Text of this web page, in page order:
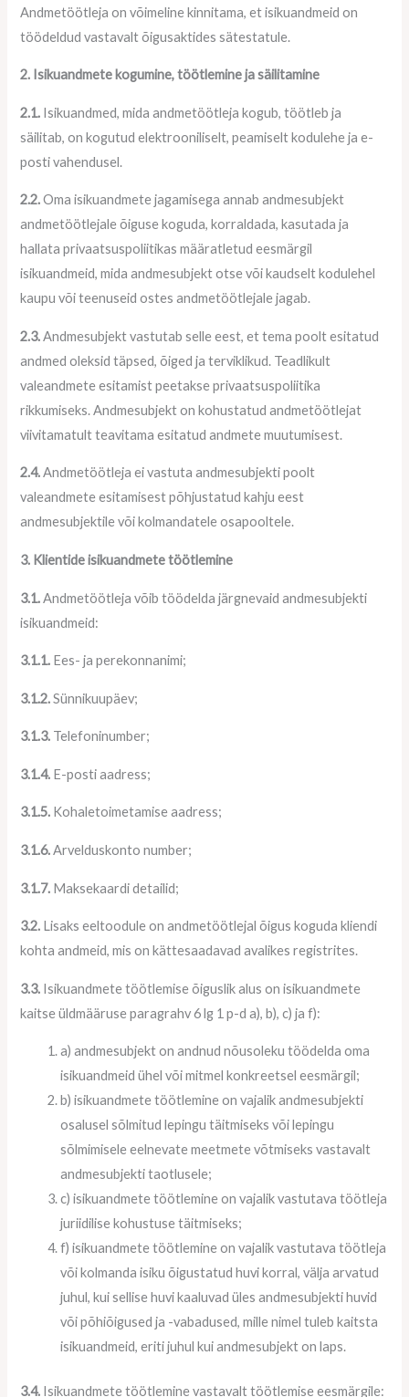
Andmetöötleja on võimeline kinnitama, et isikuandmeid on
töödeldud vastavalt õigusaktides sätestatule.
2. Isikuandmete kogumine, töötlemine ja säilitamine
2.1. Isikuandmed, mida andmetöötleja kogub, töötleb ja
säilitab, on kogutud elektrooniliselt, peamiselt kodulehe ja e-
posti vahendusel.
2.2.Oma isikuandmete jagamisega annab andmesubjekt
andmetöötlejale õiguse koguda, korraldada, kasutada ja
hallata privaatsuspoliitikas määratletud eesmärgil
isikuandmeid, mida andmesubjekt otse või kaudselt kodulehel
kaupu või teenuseid ostes andmetöötlejale jagab.
2.3.Andmesubjekt vastutab selle eest, et tema poolt esitatud
andmed oleksid täpsed, õiged ja terviklikud. Teadlikult
valeandmete esitamist peetakse privaatsuspoliitika
rikkumiseks. Andmesubjekt on kohustatud andmetöötlejat
viivitamatult teavitama esitatud andmete muutumisest.
2.4.Andmetöötleja ei vastuta andmesubjekti poolt
valeandmete esitamisest põhjustatud kahju eest
andmesubjektile või kolmandatele osapooltele.
3. Klientide isikuandmete töötlemine
3.1.Andmetöötleja võib töödelda järgnevaid andmesubjekti
isikuandmeid:
3.1.1. Ees- ja perekonnanimi;
3.1.2.Sünnikuupäev;
3.1.3. Telefoninumber;
3.1.4. E-posti aadress;
3.1.5. Kohaletoimetamise aadress;
3.1.6.Arvelduskonto number;
3.1.7. Maksekaardi detailid;
3.2. Lisaks eeltoodule on andmetöötlejal õigus koguda kliendi
kohta andmeid, mis on kättesaadavad avalikes registrites.
3.3. Isikuandmete töötlemise õiguslik alus on isikuandmete
kaitse üldmääruse paragrahv 6 lg 1 p-d a), b), c) ja f):
a) andmesubjekt on andnud nõusoleku töödelda oma
isikuandmeid ühel või mitmel konkreetsel eesmärgil;
b) isikuandmete töötlemine on vajalik andmesubjekti
osalusel sõlmitud lepingu täitmiseks või lepingu
sõlmimisele eelnevate meetmete võtmiseks vastavalt
andmesubjekti taotlusele;
c) isikuandmete töötlemine on vajalik vastutava töötleja
juriidilise kohustuse täitmiseks;
f) isikuandmete töötlemine on vajalik vastutava töötleja
või kolmanda isiku õigustatud huvi korral, välja arvatud
juhul, kui sellise huvi kaaluvad üles andmesubjekti huvid
või põhiõigused ja -vabadused, mille nimel tuleb kaitsta
isikuandmeid, eriti juhul kui andmesubjekt on laps.
3.4. Isikuandmete töötlemine vastavalt töötlemise eesmärgile: